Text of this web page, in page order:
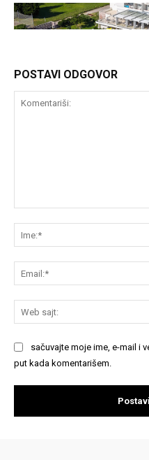
POSTAVI ODGOVOR
sačuvajte moje ime, e-mail i
put kada komentarišem.